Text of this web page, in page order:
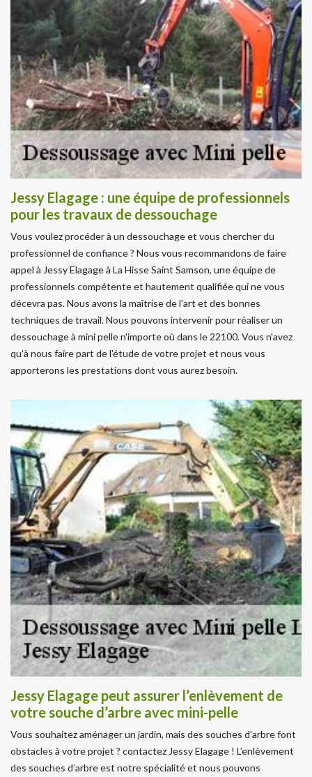
Jessy Elagage : une équipe de professionnels
pour les travaux de dessouchage
Vous voulez procéder à un dessouchage et vous chercher du
professionnel de confiance ? Nous vous recommandons de faire
appel à Jessy Elagage à La Hisse Saint Samson, une équipe de
professionnels compétente et hautement qualifiée qui ne vous
décevra pas. Nous avons la maîtrise de l'art et des bonnes
techniques de travail. Nous pouvons intervenir pour réaliser un
dessouchage à mini pelle n'importe où dans le 22100. Vous n'avez
qu'à nous faire part de l'étude de votre projet et nous vous
apporterons les prestations dont vous aurez besoin.
Jessy Elagage peut assurer l’enlèvement de
votre souche d’arbre avec mini-pelle
Vous souhaitez aménager un jardin, mais des souches d’arbre font
obstacles à votre projet ? contactez Jessy Elagage ! L’enlèvement
des souches d’arbre est notre spécialité et nous pouvons